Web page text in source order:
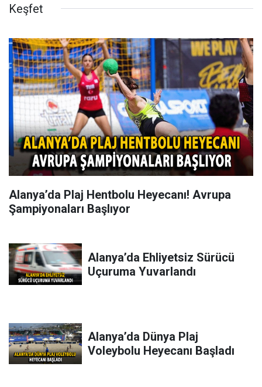
Keşfet
Alanya’da Plaj Hentbolu Heyecanı! Avrupa
Şampiyonaları Başlıyor
Alanya’da Ehliyetsiz Sürücü
Uçuruma Yuvarlandı
Alanya’da Dünya Plaj
Voleybolu Heyecanı Başladı